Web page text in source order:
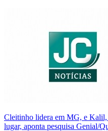
Cleitinho lidera em MG, e Kalil,
lugar, aponta pesquisa Genial/